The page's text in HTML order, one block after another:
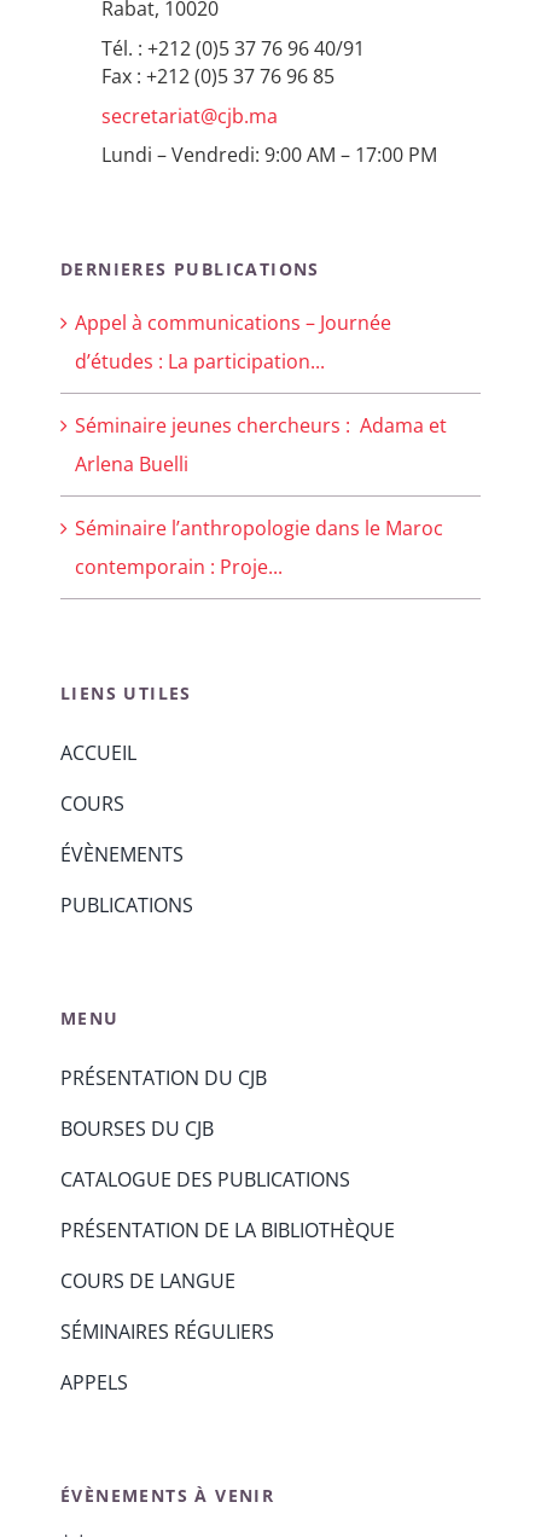
Rabat, 10020
Tél. : +212 (0)5 37 76 96 40/91
Fax : +212 (0)5 37 76 96 85
secretariat@cjb.ma
Lundi – Vendredi: 9:00 AM – 17:00 PM
DERNIERES PUBLICATIONS
Appel à communications – Journée
d’études : La participation...
Séminaire jeunes chercheurs : Adama et
Arlena Buelli
Séminaire l’anthropologie dans le Maroc
contemporain : Proje...
LIENS UTILES
ACCUEIL
COURS
ÉVÈNEMENTS
PUBLICATIONS
MENU
PRÉSENTATION DU CJB
BOURSES DU CJB
CATALOGUE DES PUBLICATIONS
PRÉSENTATION DE LA BIBLIOTHÈQUE
COURS DE LANGUE
SÉMINAIRES RÉGULIERS
APPELS
ÉVÈNEMENTS À VENIR